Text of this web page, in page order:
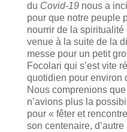
du Covid-19nous a
pour que notre peuple
nourrir de la spiritualité
venue à la suite de la
messe pour un petit
Focolari qui s’est vite
quotidien pour environ
Nous comprenions
n’avions plus la
pour « fêter et
son centenaire,